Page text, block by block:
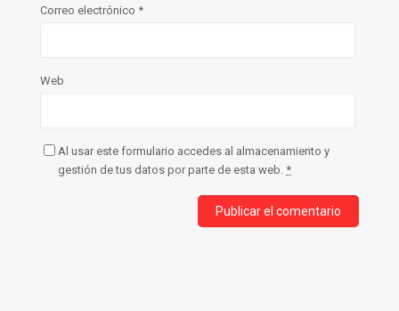
Correo electrónico *
Web
Al usar este formulario accedes al almacenamiento y
gestión de tus datos por parte de esta web. *